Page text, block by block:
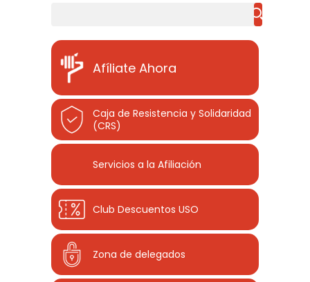
Afíliate Ahora
Caja de Resistencia y Solidaridad
(CRS)
Servicios a la Afiliación
Club Descuentos USO
Zona de delegados